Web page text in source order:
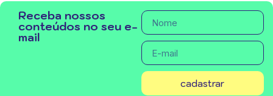
Receba nossos
conteúdos no seu e-
mail
cadastrar